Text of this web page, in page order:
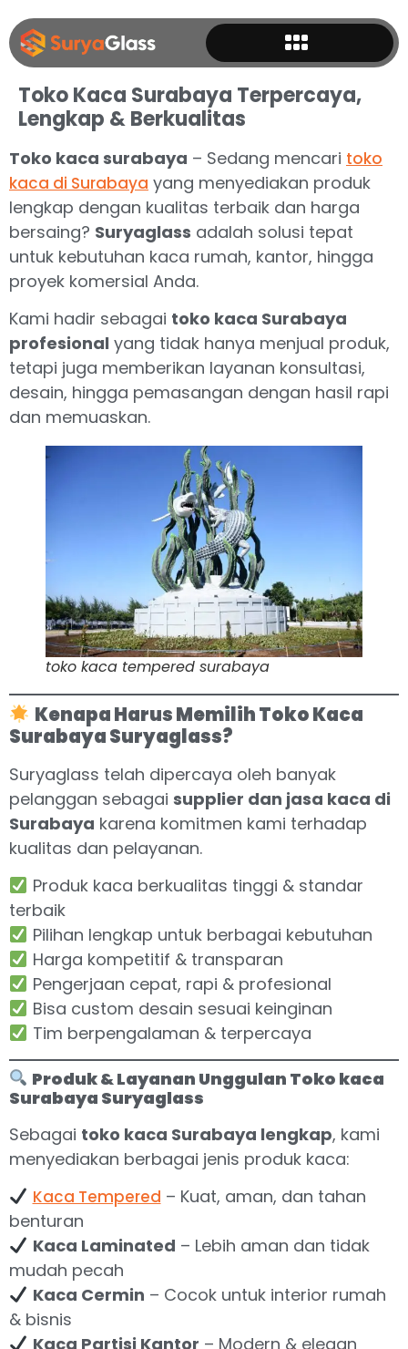
Toko Kaca Surabaya Terpercaya,
Lengkap & Berkualitas
Toko kaca surabaya – Sedang mencari toko
kaca di Surabaya yang menyediakan produk
lengkap dengan kualitas terbaik dan harga
bersaing? Suryaglass adalah solusi tepat
untuk kebutuhan kaca rumah, kantor, hingga
proyek komersial Anda.
Kami hadir sebagai toko kaca Surabaya
profesional yang tidak hanya menjual produk,
tetapi juga memberikan layanan konsultasi,
desain, hingga pemasangan dengan hasil rapi
dan memuaskan.
toko kaca tempered surabaya
Kenapa Harus Memilih Toko Kaca
Surabaya Suryaglass?
Suryaglass telah dipercaya oleh banyak
pelanggan sebagai supplier dan jasa kaca di
Surabaya karena komitmen kami terhadap
kualitas dan pelayanan.
Produk kaca berkualitas tinggi & standar
terbaik
Pilihan lengkap untuk berbagai kebutuhan
Harga kompetitif & transparan
Pengerjaan cepat, rapi & profesional
Bisa custom desain sesuai keinginan
Tim berpengalaman & terpercaya
Produk & Layanan Unggulan Toko kaca
Surabaya Suryaglass
Sebagai toko kaca Surabaya lengkap, kami
menyediakan berbagai jenis produk kaca:
Kaca Tempered – Kuat, aman, dan tahan
benturan
Kaca Laminated – Lebih aman dan tidak
mudah pecah
Kaca Cermin – Cocok untuk interior rumah
& bisnis
Kaca Partisi Kantor – Modern & elegan